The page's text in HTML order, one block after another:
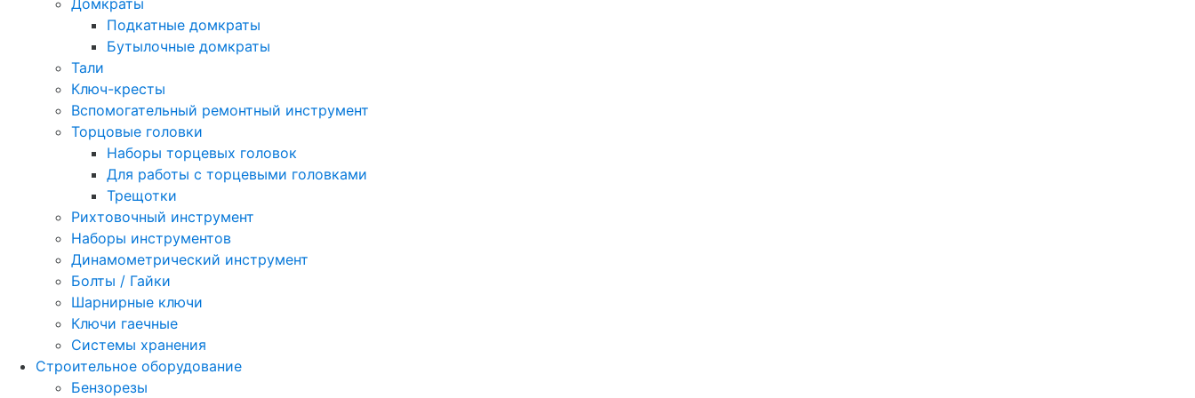
Домкраты
Подкатные домкраты
Бутылочные домкраты
Тали
Ключ-кресты
Вспомогательный ремонтный инструмент
Торцовые головки
Наборы торцевых головок
Для работы с торцевыми головками
Трещотки
Рихтовочный инструмент
Наборы инструментов
Динамометрический инструмент
Болты / Гайки
Шарнирные ключи
Ключи гаечные
Системы хранения
Строительное оборудование
Бензорезы